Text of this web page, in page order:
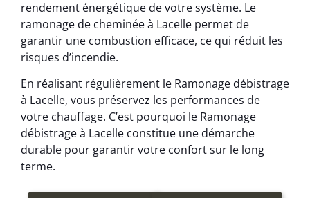
rendement énergétique de votre système. Le
ramonage de cheminée à Lacelle permet de
garantir une combustion efficace, ce qui réduit les
risques d’incendie.
En réalisant régulièrement le Ramonage débistrage
à Lacelle, vous préservez les performances de
votre chauffage. C’est pourquoi le Ramonage
débistrage à Lacelle constitue une démarche
durable pour garantir votre confort sur le long
terme.